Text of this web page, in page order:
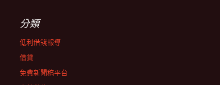
分類
低利借錢報導
借貸
免費新聞稿平台